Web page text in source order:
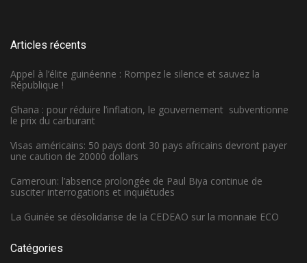
Articles récents
Appel à l’élite guinéenne : Rompez le silence et sauvez la
République !
Ghana : pour réduire l’inflation, le gouvernement subventionne
le prix du carburant
Visas américains: 50 pays dont 30 pays africains devront payer
une caution de 20000 dollars
Cameroun: l’absence prolongée de Paul Biya continue de
susciter interrogations et inquiétudes
La Guinée se désolidarise de la CEDEAO sur la monnaie ECO
Catégories